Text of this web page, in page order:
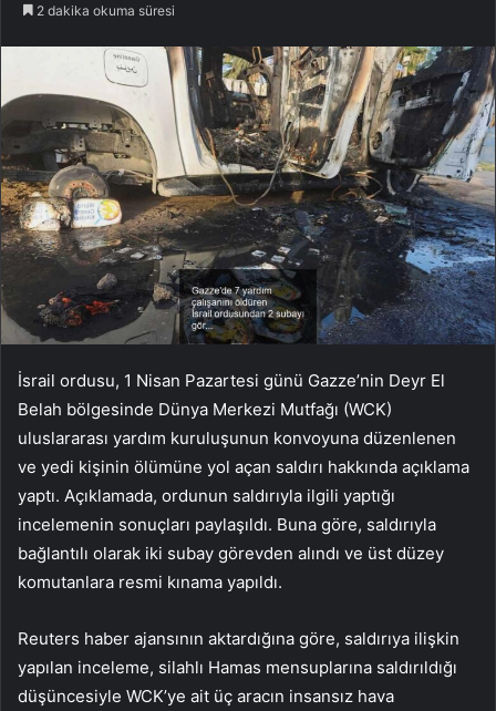
2 dakika okuma süresi
İsrail ordusu, 1 Nisan Pazartesi günü Gazze’nin Deyr El
Belah bölgesinde Dünya Merkezi Mutfağı (WCK)
uluslararası yardım kuruluşunun konvoyuna düzenlenen
ve yedi kişinin ölümüne yol açan saldırı hakkında açıklama
yaptı. Açıklamada, ordunun saldırıyla ilgili yaptığı
incelemenin sonuçları paylaşıldı. Buna göre, saldırıyla
bağlantılı olarak iki subay görevden alındı ve üst düzey
komutanlara resmi kınama yapıldı.
Reuters haber ajansının aktardığına göre, saldırıya ilişkin
yapılan inceleme, silahlı Hamas mensuplarına saldırıldığı
düşüncesiyle WCK’ye ait üç aracın insansız hava